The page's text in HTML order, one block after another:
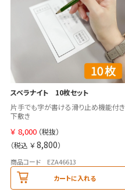
スベラナイト 10枚セット
片手でも字が書ける滑り止め機能付き
下敷き
￥ 8,000 （税抜）
（税込 ￥8,800）
商品コード EZA46613
カートに入れる